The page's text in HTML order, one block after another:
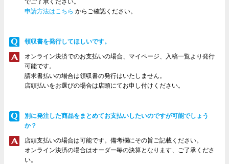
でご了承ください。
申請方法はこちら からご確認ください。
領収書を発行してほしいです。
オンライン決済でのお支払いの場合、マイページ、入稿一覧より発行
可能です。
請求書払いの場合は領収書の発行はいたしません。
店頭払いをお選びの場合は店頭にてお申し付けください。
別に発注した商品をまとめてお支払いしたいのですが可能でしょう
か？
店頭支払いの場合は可能です。備考欄にその旨ご記載ください。
オンライン決済の場合はオーダー毎の決算となります、ご了承くださ
い。